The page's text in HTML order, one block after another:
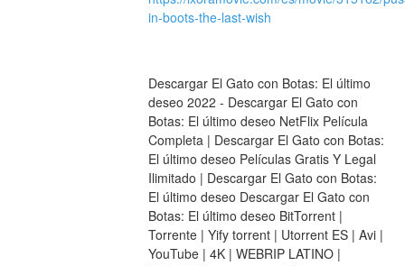
in-boots-the-last-wish
Descargar El Gato con Botas: El último
deseo 2022 - Descargar El Gato con
Botas: El último deseo NetFlix Película
Completa | Descargar El Gato con Botas:
El último deseo Películas Gratis Y Legal
Ilimitado | Descargar El Gato con Botas:
El último deseo Descargar El Gato con
Botas: El último deseo BitTorrent |
Torrente | Yify torrent | Utorrent ES | Avi |
YouTube | 4K | WEBRIP LATINO |